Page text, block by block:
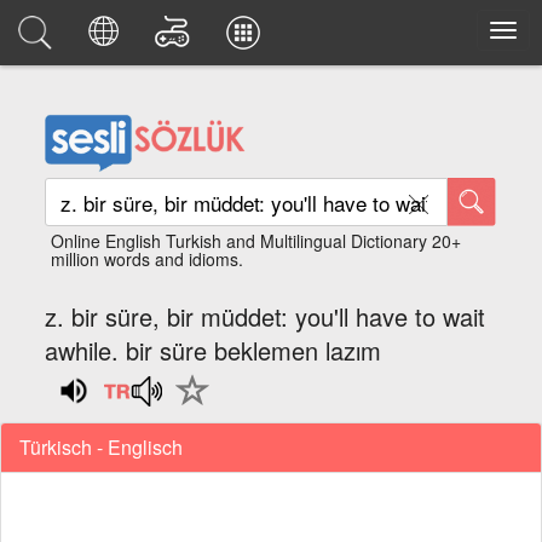
Online English Turkish and Multilingual Dictionary 20+
million words and idioms.
z. bir süre, bir müddet: you'll have to wait
awhile. bir süre beklemen lazım
Türkisch - Englisch